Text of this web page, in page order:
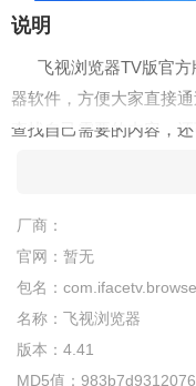
说明
飞视浏览器TV版官
器软件，方便大家直接
查找自己需要的内容，
平时看剧更方便，有需
特色
厂商：
官网： 暂无
包名：
名称： 飞视浏览器
版本： 4.41
MD5值：